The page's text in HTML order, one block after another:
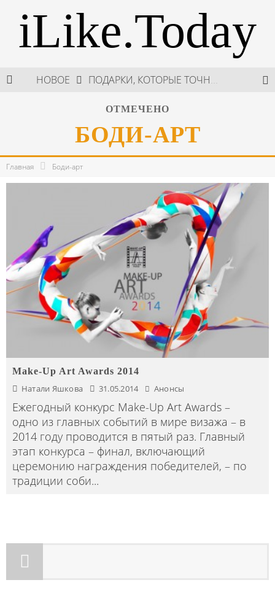
iLike.Today
НОВОЕ ПОДАРКИ, КОТОРЫЕ ТОЧНО ПОРАДУЮТ БЛИЗКИХ В МАЙСКИЕ ПРАЗДНИКИ
ШКОЛА ШЕФА: КУХНЯ НОВОГО ВРЕМЕНИ 2026
ОТМЕЧЕНО
БОДИ-АРТ
Главная Боди-арт
Make-Up Art Awards 2014
Натали Яшкова 31.05.2014 Анонсы
Ежегодный конкурс Make-Up Art Awards –
одно из главных событий в мире визажа – в
2014 году проводится в пятый раз. Главный
этап конкурса – финал, включающий
церемонию награждения победителей, – по
традиции соби...